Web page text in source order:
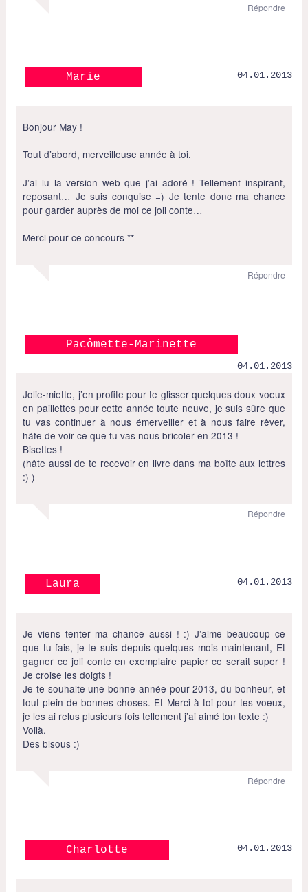
Répondre
Marie 04.01.2013
Bonjour May !
Tout d’abord, merveilleuse année à toi.
J’ai lu la version web que j’ai adoré ! Tellement inspirant,
reposant… Je suis conquise =) Je tente donc ma chance
pour garder auprès de moi ce joli conte…
Merci pour ce concours **
Répondre
Pacômette-Marinette
04.01.2013
Jolie-miette, j’en profite pour te glisser quelques doux voeux
en paillettes pour cette année toute neuve, je suis sûre que
tu vas continuer à nous émerveiller et à nous faire rêver,
hâte de voir ce que tu vas nous bricoler en 2013 !
Bisettes !
(hâte aussi de te recevoir en livre dans ma boîte aux lettres
:) )
Répondre
Laura 04.01.2013
Je viens tenter ma chance aussi ! :) J’aime beaucoup ce
que tu fais, je te suis depuis quelques mois maintenant, Et
gagner ce joli conte en exemplaire papier ce serait super !
Je croise les doigts !
Je te souhaite une bonne année pour 2013, du bonheur, et
tout plein de bonnes choses. Et Merci à toi pour tes voeux,
je les ai relus plusieurs fois tellement j’ai aimé ton texte :)
Voilà.
Des bisous :)
Répondre
Charlotte 04.01.2013